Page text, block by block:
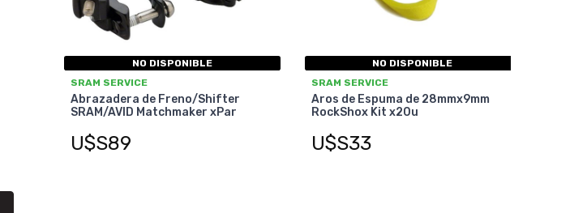
NO DISPONIBLE
SRAM SERVICE
Abrazadera de Freno/Shifter
SRAM/AVID Matchmaker xPar
U$S89
NO DISPONIBLE
SRAM SERVICE
Aros de Espuma de 28mmx9mm
RockShox Kit x20u
U$S33